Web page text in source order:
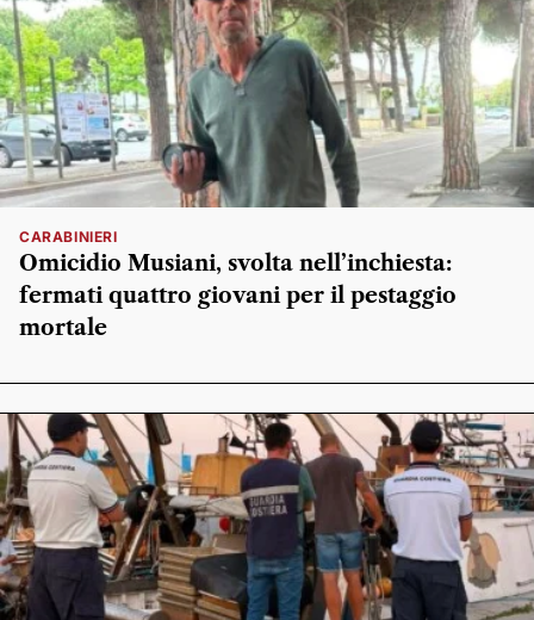
CARABINIERI
Omicidio Musiani, svolta nell’inchiesta:
fermati quattro giovani per il pestaggio
mortale